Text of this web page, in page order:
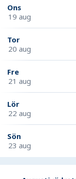
Ons
19 aug
Tor
20 aug
Fre
21 aug
Lör
22 aug
Sön
23 aug